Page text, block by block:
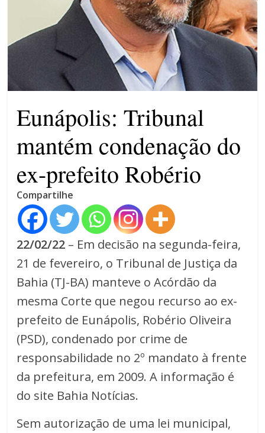
aumentou cerca de 5.600% em
4 anos
Eunápolis: Tribunal
mantém condenação do
ex-prefeito Robério
Compartilhe
22/02/22 – Em decisão na segunda-feira,
21 de fevereiro, o Tribunal de Justiça da
Bahia (TJ-BA) manteve o Acórdão da
mesma Corte que negou recurso ao ex-
prefeito de Eunápolis, Robério Oliveira
(PSD), condenado por crime de
responsabilidade no 2º mandato à frente
da prefeitura, em 2009. A informação é
do site Bahia Notícias.
Sem autorização de uma lei municipal,